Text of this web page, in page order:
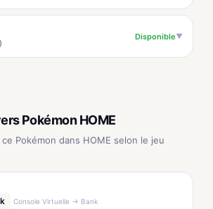
Disponible▼
Pokémon HOME
Pokémon dans HOME selon le jeu
Console Virtuelle → Bank